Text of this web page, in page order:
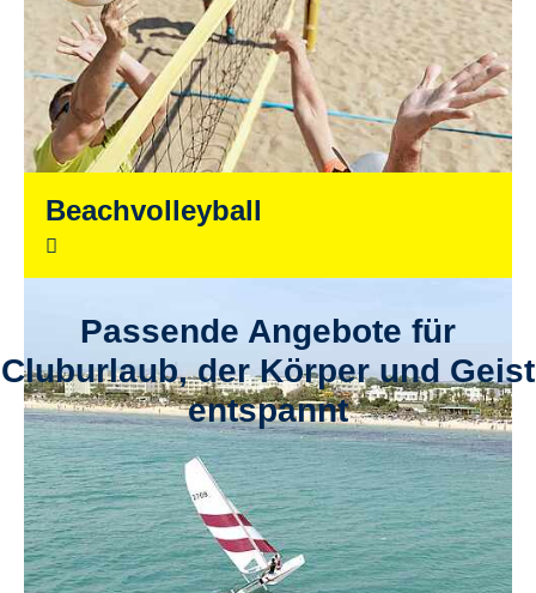
Beachvolleyball
Passende Angebote für
Cluburlaub, der Körper und Geist
entspannt